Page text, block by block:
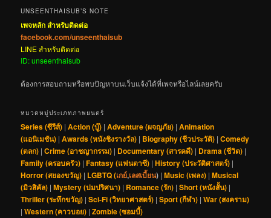
UNSEENTHAISUB’S NOTE
เพจหลัก สำหรับติดต่อ
facebook.com/unseenthaisub
LINE สำหรับติดต่อ
ID: unseenthaisub
ต้องการสอบถามหรือพบปัญหาบนเว็บแจ้งได้ที่เพจหรือไลน์เลยครับ
หมวดหมู่ประเภทภาพยนตร์
Series (ซีรีส์) |Action (บู๊) |Adventure (ผจญภัย) |Animation
(แอนิเมชัน) |Awards (หนังชิงรางวัล) | Biography (ชีวประวัติ) |Comedy
(ตลก) |Crime (อาชญากรรม) | Documentary (สารคดี) | Drama (ชีวิต) |
Family (ครอบครัว) |Fantasy (แฟนตาซี) |History (ประวัติศาสตร์) |
Horror (สยองขวัญ) | LGBTQ (เกย์,เลสเบี้ยน) |Music (เพลง) |Musical
(มิวสิคัล) |Mystery (ปมปริศนา) | Romance (รัก) |Short (หนังสั้น) |
Thriller (ระทึกขวัญ) |Sci-Fi (วิทยาศาสตร์) |Sport (กีฬา) |War (สงคราม)
|Western (คาวบอย) |Zombie (ซอมบี้)